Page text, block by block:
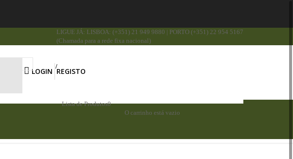
LIGUE JÁ: LISBOA: (+351) 21 949 9880 | PORTO (+351) 22 954 5167
(Chamada para a rede fixa nacional)
LOGIN REGISTO
Lista de Produtos0
O carrinho está vazio